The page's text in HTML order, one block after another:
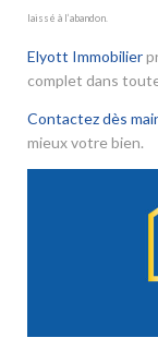
laissé à l’abandon.
Elyott Immobilier
complet dans
Contactez dès
mieux votre bien.